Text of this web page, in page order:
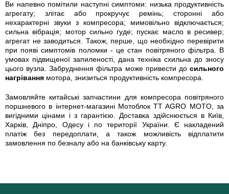
Ви напевно помітили наступні симптоми: низька продуктивність
агрегату; злітає або прокручує ремінь; сторонні або
нехарактерні звуки з компресора; мимовільно відключається;
сильна вібрація; мотор сильно гуде; пускає масло в ресивер;
агрегат не заводиться. Також, перше, що необхідно перевірити
при появі симптомів поломки - це стан повітряного фільтра. В
умовах підвищеної запиленості, дана техніка схильна до зносу
цього вузла. Забруднення фільтра може привести до сильного
нагрівання мотора, знизиться продуктивність компресора.
Замовляйте китайські запчастини для компресора повітряного
поршневого в інтернет-магазині Мотоблок TT AGRO MOTO, за
вигідними цінами і з гарантією. Доставка здійснюється в Київ,
Харків, Дніпро, Одесу і по території України. Є накладений
платіж без передоплати, а також можливість відплатити
замовлення по безналу або на банківську карту.